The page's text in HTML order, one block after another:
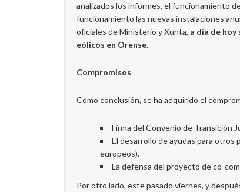
analizados los informes, el funcionamiento
funcionamiento las nuevas instalaciones
oficiales de Ministerio y Xunta, a día de
eólicos en Orense.
Compromisos
Como conclusión, se ha adquirido el
Firma del Convenio de Transición
El desarrollo de ayudas para
europeos).
La defensa del proyecto de co-
Por otro lado, este pasado viernes, y